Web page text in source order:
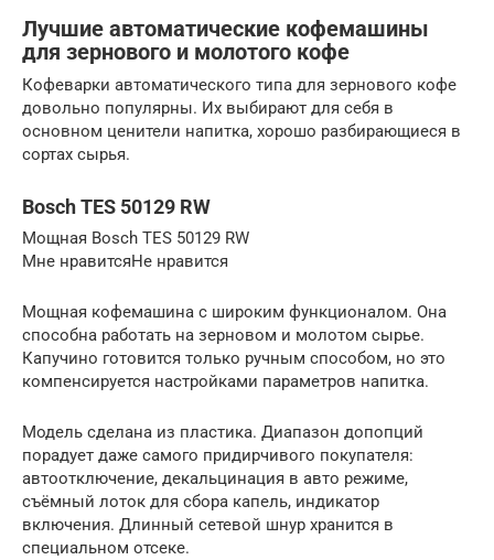
Лучшие автоматические кофемашины
для зернового и молотого кофе
Кофеварки автоматического типа для зернового кофе
довольно популярны. Их выбирают для себя в
основном ценители напитка, хорошо разбирающиеся в
сортах сырья.
Bosch TES 50129 RW
Мощная Bosch TES 50129 RW
Мне нравитсяНе нравится
Мощная кофемашина с широким функционалом. Она
способна работать на зерновом и молотом сырье.
Капучино готовится только ручным способом, но это
компенсируется настройками параметров напитка.
Модель сделана из пластика. Диапазон допопций
порадует даже самого придирчивого покупателя:
автоотключение, декальцинация в авто режиме,
съёмный лоток для сбора капель, индикатор
включения. Длинный сетевой шнур хранится в
специальном отсеке.